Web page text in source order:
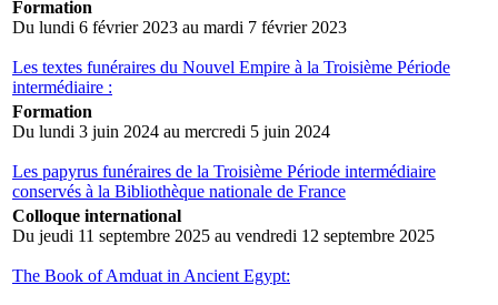
Formation
Du lundi 6 février 2023 au mardi 7 février 2023
Les textes funéraires du Nouvel Empire à la Troisième Période
intermédiaire :
Formation
Du lundi 3 juin 2024 au mercredi 5 juin 2024
Les papyrus funéraires de la Troisième Période intermédiaire
conservés à la Bibliothèque nationale de France
Colloque international
Du jeudi 11 septembre 2025 au vendredi 12 septembre 2025
The Book of Amduat in Ancient Egypt: